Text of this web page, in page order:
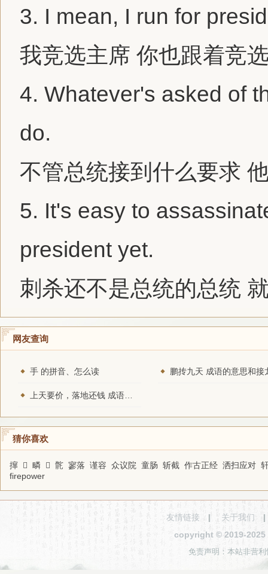
3. I mean, I run for
我竞选主席 你也跟着竞
4. Whatever's asked of
do.
不管总统接到什么要求
5. It's easy to
president yet.
刺杀还不是总统的总统
网友查询
手 的拼音、怎么读 鹏抟九天 成语的意思和接
猜你喜欢
撺 𧅼 疄 𠎠 䯔 寥落 谨容 众议院 童肠 斩截 作古正经 洒扫应对
firepower
友情链接 | 关于我们
copyright © 2019-2025
免责声明：本站非营